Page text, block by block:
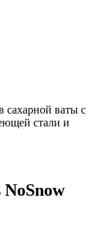
сахарной ваты с
стали и